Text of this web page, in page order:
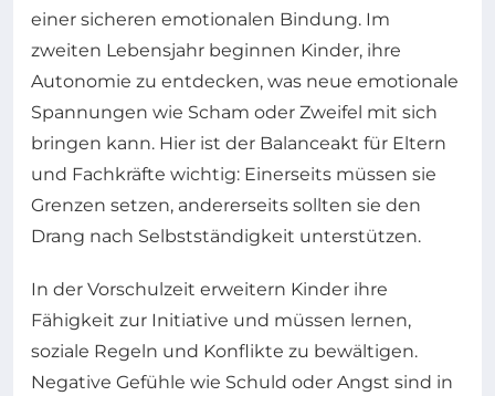
einer sicheren emotionalen Bindung. Im
zweiten Lebensjahr beginnen Kinder, ihre
Autonomie zu entdecken, was neue emotionale
Spannungen wie Scham oder Zweifel mit sich
bringen kann. Hier ist der Balanceakt für Eltern
und Fachkräfte wichtig: Einerseits müssen sie
Grenzen setzen, andererseits sollten sie den
Drang nach Selbstständigkeit unterstützen.
In der Vorschulzeit erweitern Kinder ihre
Fähigkeit zur Initiative und müssen lernen,
soziale Regeln und Konflikte zu bewältigen.
Negative Gefühle wie Schuld oder Angst sind in